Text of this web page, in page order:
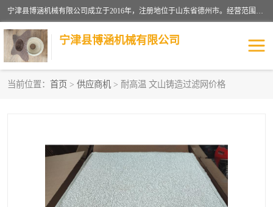
宁津县博涵机械有限公司成立于2016年，注册地位于山东省德州市。经营范围包括：机械设备研发、生产及销售，铸造用造型材料生产、销售，玻璃纤维及制品制造、销售，汽车零配件零售，机械零件、零部件加工，机械零件、零部件销售等；主要产品有：纤维过滤网,陶瓷过滤器,泡沫陶瓷过滤器,耐高温纤维过滤器,铸铁过滤器,铸铜过滤网,铸铝过滤网,铝轮毂过滤网,高效过滤网,高效陶瓷过滤网,高效纤维过滤网。
宁津县博涵机械有限公司
当前位置： 首页 > 供应商机 > 耐高温 文山铸造过滤网价格
避脏网